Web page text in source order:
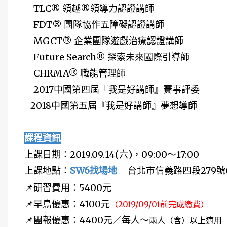
TLC® 領越®領導力認證講師
FDT® 團隊協作五障礙認證講師
MGCT® 企業團隊遊戲治療認證講師
Future Search® 探索未來國際引導師
CHRMA® 職能管理師
2017中國第四屆『我是好講師』賽事評委
2018中國第五屆『我是好講師』夢想導師
課程資訊
上課日期：2019.09.14(六)，09:00～17:00
上課地點： SW6找場地—台北市信義路四段279
📌研習費用：5400元
📌早鳥優惠：4100元 （2019/09/01前完成繳費）
📌團報優惠：4400元／每人～兩人（含）以上適用